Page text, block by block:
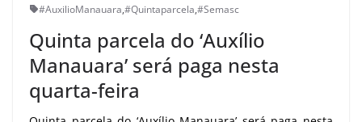
#AuxilioManauara,#Quintaparcela,#Semasc
Quinta parcela do ‘Auxílio
Manauara’ será paga nesta
quarta-feira